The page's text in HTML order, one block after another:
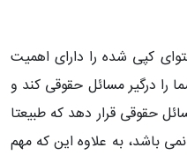
کپی شده را دارای اهمیت
درگیر مسائل حقوقی کند و
حقوقی قرار دهد که طبیعتا
باشد، به علاوه این که مهم